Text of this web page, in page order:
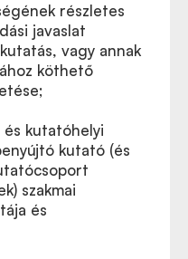
részletes
javaslat
vagy annak
köthető
kutatóhelyi
kutató (és
szakmai
és